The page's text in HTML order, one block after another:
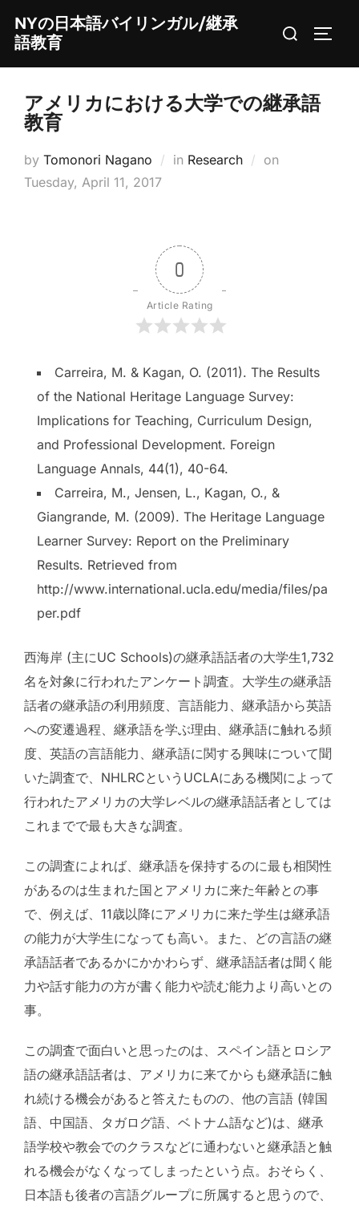
content
NYの日本語バイリンガル/継承
語教育
Search
アメリカにおける大学での継承語
教育
by Tomonori Nagano in Research on
Tuesday, April 11, 2017
0
Article Rating
Carreira, M. & Kagan, O. (2011). The Results
of the National Heritage Language Survey:
Implications for Teaching, Curriculum Design,
and Professional Development. Foreign
Language Annals, 44(1), 40-64.
Carreira, M., Jensen, L., Kagan, O., &
Giangrande, M. (2009). The Heritage Language
Learner Survey: Report on the Preliminary
Results. Retrieved from
http://www.international.ucla.edu/media/files/pa
per.pdf
西海岸 (主にUC Schools)の継承語話者の大学生1,732
名を対象に行われたアンケート調査。大学生の継承語
話者の継承語の利用頻度、言語能力、継承語から英語
への変遷過程、継承語を学ぶ理由、継承語に触れる頻
度、英語の言語能力、継承語に関する興味について聞
いた調査で、NHLRCというUCLAにある機関によって
行われたアメリカの大学レベルの継承語話者としては
これまでで最も大きな調査。
この調査によれば、継承語を保持するのに最も相関性
があるのは生まれた国とアメリカに来た年齢との事
で、例えば、11歳以降にアメリカに来た学生は継承語
の能力が大学生になっても高い。また、どの言語の継
承語話者であるかにかかわらず、継承語話者は聞く能
力や話す能力の方が書く能力や読む能力より高いとの
事。
この調査で面白いと思ったのは、スペイン語とロシア
語の継承語話者は、アメリカに来てからも継承語に触
れ続ける機会があると答えたものの、他の言語 (韓国
語、中国語、タガログ語、ベトナム語など)は、継承
語学校や教会でのクラスなどに通わないと継承語と触
れる機会がなくなってしまったという点。おそらく、
日本語も後者の言語グループに所属すると思うので、